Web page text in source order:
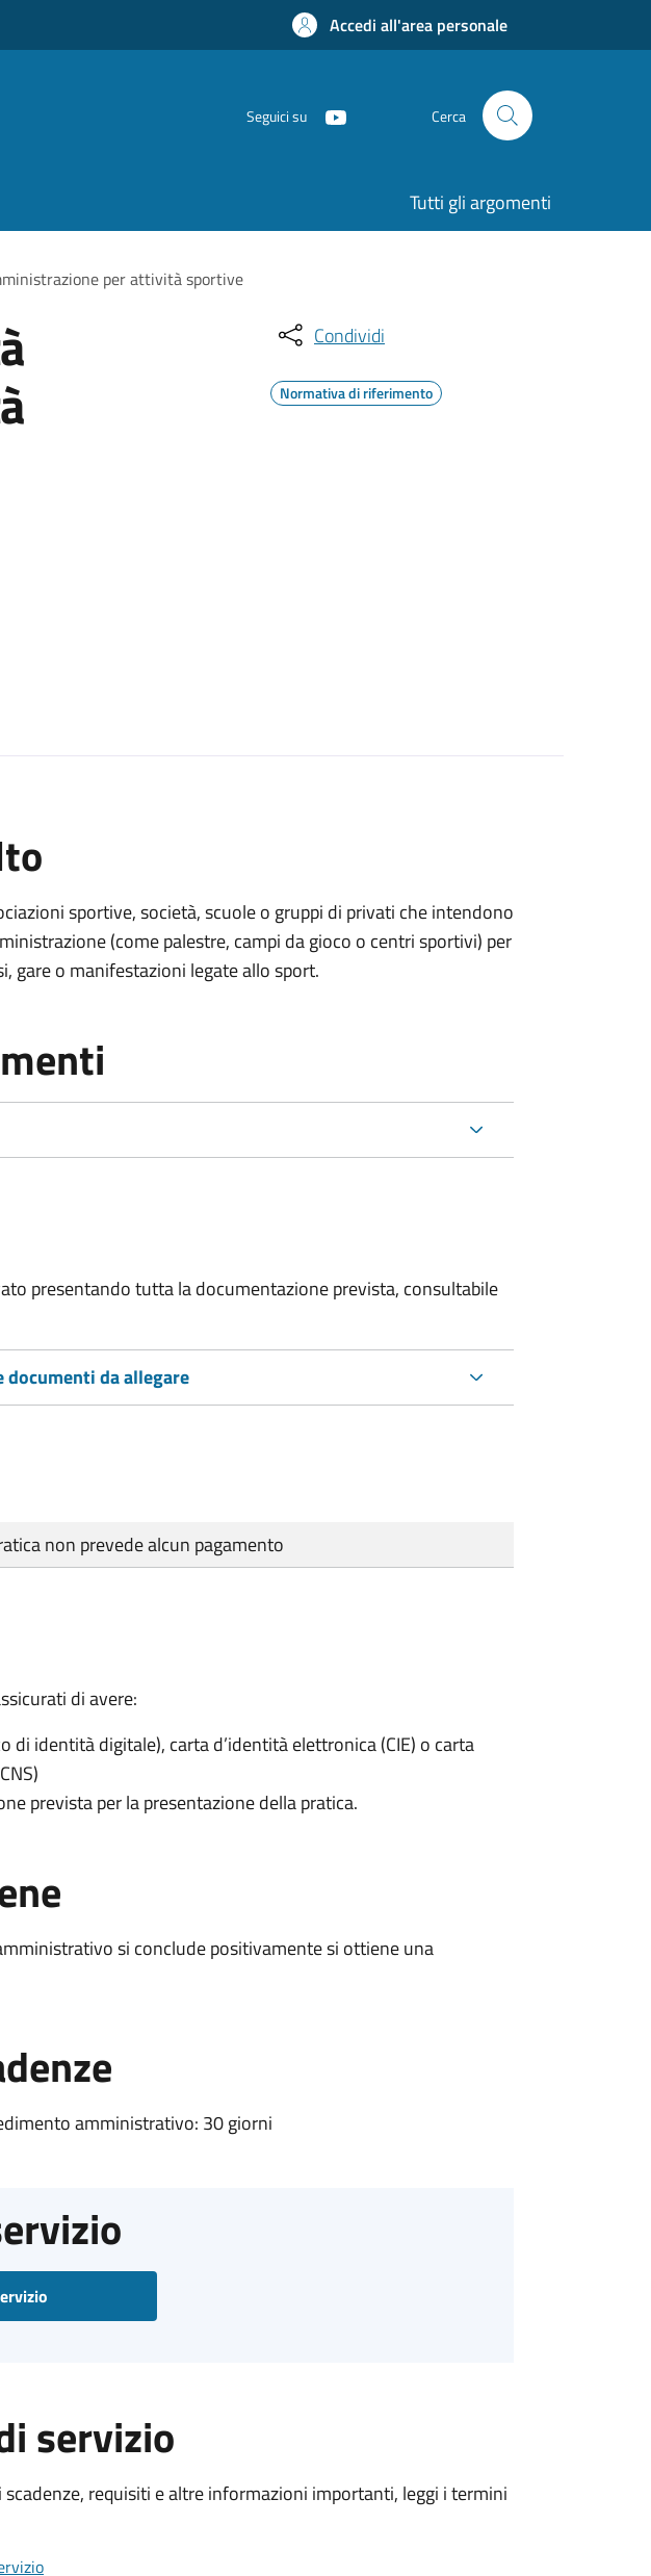
Accedi all'area personale
Seguici su Cerca
Tutti gli argomenti
per attività sportive
Condividi
Normativa di riferimento
sportive, società, scuole o gruppi di privati che intendono
(come palestre, campi da gioco o centri sportivi) per
gare o manifestazioni legate allo sport.
presentando tutta la documentazione prevista, consultabile
documenti da allegare
non prevede alcun pagamento
di avere:
di identità digitale), carta d’identità elettronica (CIE) o carta
prevista per la presentazione della pratica.
si conclude positivamente si ottiene una
amministrativo: 30 giorni
servizio
requisiti e altre informazioni importanti, leggi i termini